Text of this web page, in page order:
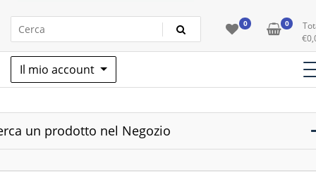
Max Power Integratori 0 0
€
Il mio account
un prodotto nel Negozio